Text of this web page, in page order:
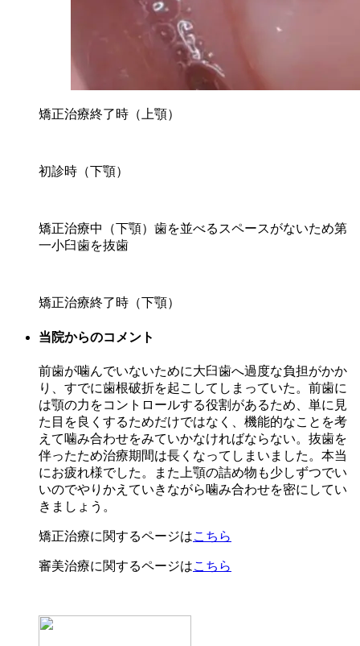
矯正治療終了時（上顎）
初診時（下顎）
矯正治療中（下顎）歯を並べるスペースがないため第
一小臼歯を抜歯
矯正治療終了時（下顎）
当院からのコメント
前歯が噛んでいないために大臼歯へ過度な負担がかか
り、すでに歯根破折を起こしてしまっていた。前歯に
は顎の力をコントロールする役割があるため、単に見
た目を良くするためだけではなく、機能的なことを考
えて噛み合わせをみていかなければならない。抜歯を
伴ったため治療期間は長くなってしまいました。本当
にお疲れ様でした。また上顎の詰め物も少しずつでい
いのでやりかえていきながら噛み合わせを密にしてい
きましょう。
矯正治療に関するページはこちら
審美治療に関するページはこちら